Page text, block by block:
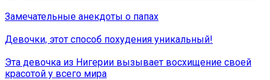
Замечательные анекдоты о папах
Девочки, этот способ похудения уникальный!
Эта девочка из Нигерии вызывает восхищение своей
красотой у всего мира